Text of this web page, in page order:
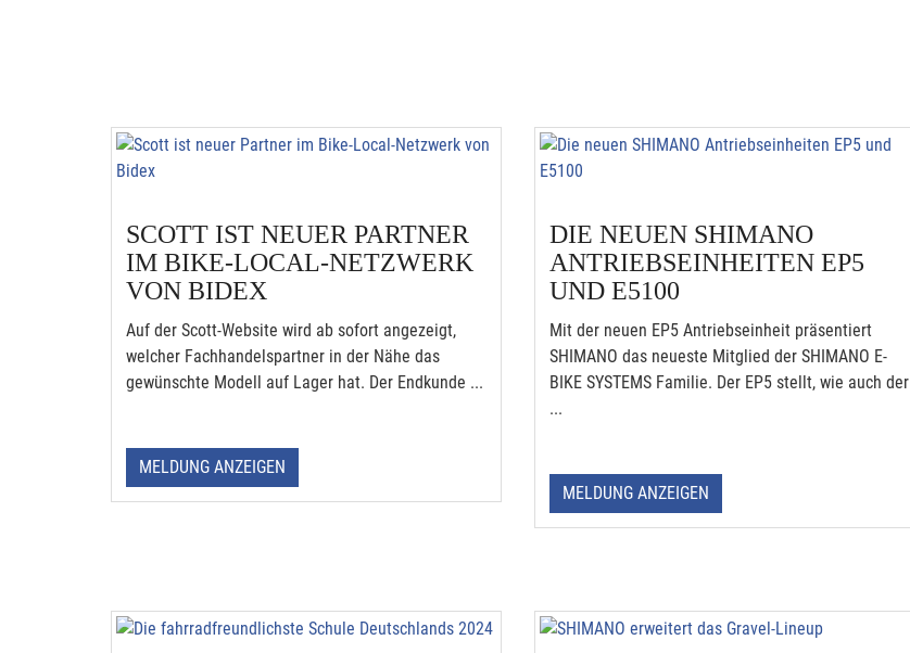
SCOTT IST NEUER PARTNER
IM BIKE-LOCAL-NETZWERK
VON BIDEX
Auf der Scott-Website wird ab sofort angezeigt,
welcher Fachhandelspartner in der Nähe das
gewünschte Modell auf Lager hat. Der Endkunde ...
MELDUNG ANZEIGEN
DIE NEUEN SHIMANO
ANTRIEBSEINHEITEN EP5
UND E5100
Mit der neuen EP5 Antriebseinheit präsentiert
SHIMANO das neueste Mitglied der SHIMANO E-
BIKE SYSTEMS Familie. Der EP5 stellt, wie auch der
...
MELDUNG ANZEIGEN